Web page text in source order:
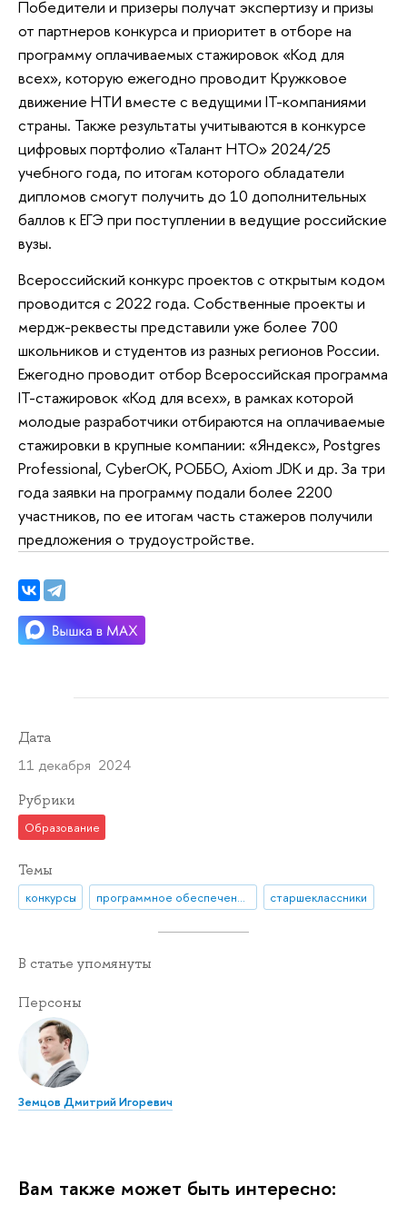
Победители и призеры получат экспертизу и призы
от партнеров конкурса и приоритет в отборе на
программу оплачиваемых стажировок «Код для
всех», которую ежегодно проводит Кружковое
движение НТИ вместе с ведущими IT-компаниями
страны. Также результаты учитываются в конкурсе
цифровых портфолио «Талант НТО» 2024/25
учебного года, по итогам которого обладатели
дипломов смогут получить до 10 дополнительных
баллов к ЕГЭ при поступлении в ведущие российские
вузы.
Всероссийский конкурс проектов с открытым кодом
проводится с 2022 года. Собственные проекты и
мердж-реквесты представили уже более 700
школьников и студентов из разных регионов России.
Ежегодно проводит отбор Всероссийская программа
IT-стажировок «Код для всех», в рамках которой
молодые разработчики отбираются на оплачиваемые
стажировки в крупные компании: «Яндекс», Postgres
Professional, CyberOK, РОББО, Axiom JDK и др. За три
года заявки на программу подали более 2200
участников, по ее итогам часть стажеров получили
предложения о трудоустройстве.
Дата
11 декабря 2024
Рубрики
Образование
Темы
конкурсы программное обеспечение старшеклассники
В статье упомянуты
Персоны
Земцов Дмитрий Игоревич
Вам также может быть интересно: